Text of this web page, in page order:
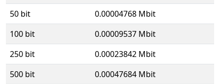
50 bit
0.00004768 Mbit
100 bit
0.00009537 Mbit
250 bit
0.00023842 Mbit
500 bit
0.00047684 Mbit